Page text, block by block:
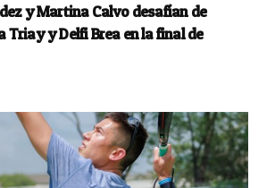
y Martina Calvo desafían de
Triay y Delfi Brea en la final de